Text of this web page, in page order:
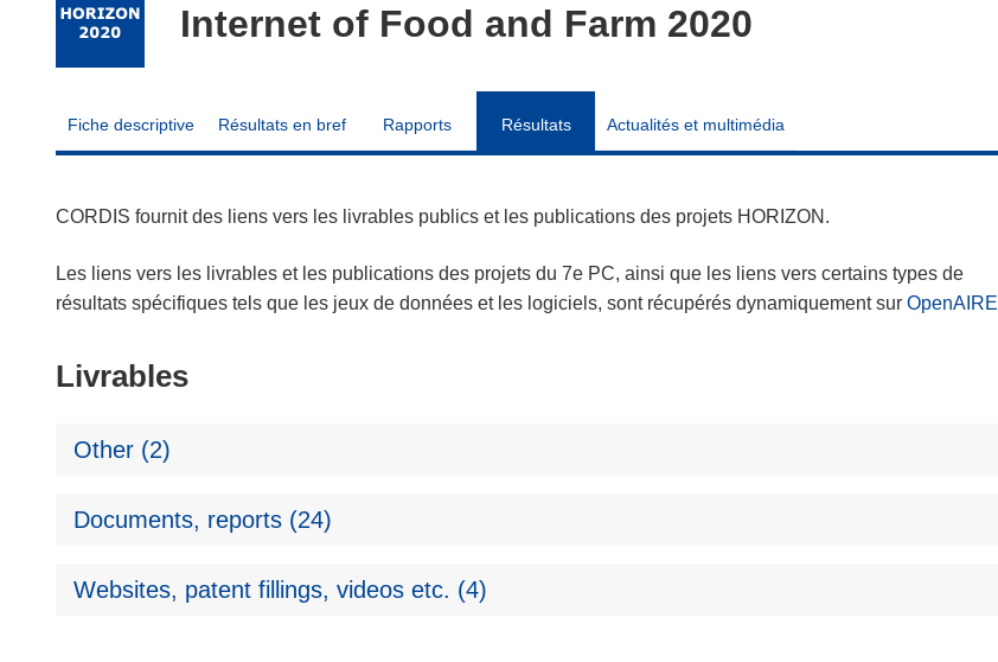
Internet of Food and Farm 2020
Fiche descriptive Résultats en bref Rapports Résultats Actualités et multimédia
CORDIS fournit des liens vers les livrables publics et les publications des projets HORIZON.
Les liens vers les livrables et les publications des projets du 7e PC, ainsi que les liens vers certains types de
résultats spécifiques tels que les jeux de données et les logiciels, sont récupérés dynamiquement sur OpenAIRE
Livrables
Other (2)
Documents, reports (24)
Websites, patent fillings, videos etc. (4)